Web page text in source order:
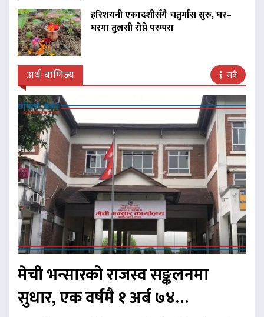
हरिशयनी एकादशीसँगै चतुर्मास सुरु, घर–
घरमा तुलसी रोप्ने परम्परा
अर्थ-बाणिज्य सबै
मेची भन्सारको राजस्व सङ्कलनमा
सुधार, एक वर्षमै १ अर्ब ७४…